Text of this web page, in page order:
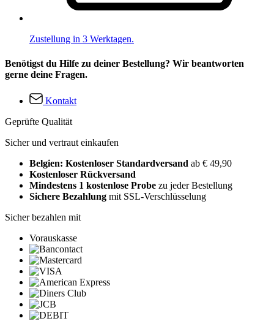
Zustellung in 3 Werktagen.
Benötigst du Hilfe zu deiner Bestellung? Wir beantworten
gerne deine Fragen.
Kontakt
Geprüfte Qualität
Sicher und vertraut einkaufen
Belgien: Kostenloser Standardversand ab € 49,90
Kostenloser Rückversand
Mindestens 1 kostenlose Probe zu jeder Bestellung
Sichere Bezahlung mit SSL-Verschlüsselung
Sicher bezahlen mit
Vorauskasse